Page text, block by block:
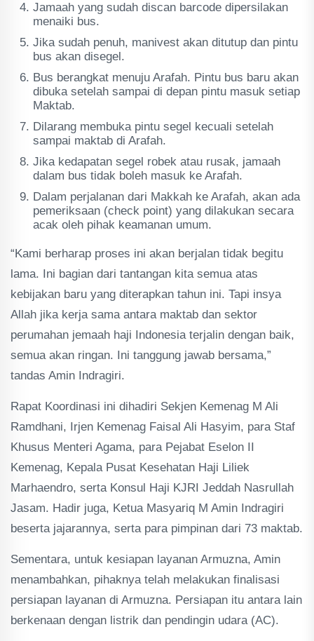
Jamaah yang sudah discan barcode dipersilakan
menaiki bus.
Jika sudah penuh, manivest akan ditutup dan pintu
bus akan disegel.
Bus berangkat menuju Arafah. Pintu bus baru akan
dibuka setelah sampai di depan pintu masuk setiap
Maktab.
Dilarang membuka pintu segel kecuali setelah
sampai maktab di Arafah.
Jika kedapatan segel robek atau rusak, jamaah
dalam bus tidak boleh masuk ke Arafah.
Dalam perjalanan dari Makkah ke Arafah, akan ada
pemeriksaan (check point) yang dilakukan secara
acak oleh pihak keamanan umum.
“Kami berharap proses ini akan berjalan tidak begitu
lama. Ini bagian dari tantangan kita semua atas
kebijakan baru yang diterapkan tahun ini. Tapi insya
Allah jika kerja sama antara maktab dan sektor
perumahan jemaah haji Indonesia terjalin dengan baik,
semua akan ringan. Ini tanggung jawab bersama,”
tandas Amin Indragiri.
Rapat Koordinasi ini dihadiri Sekjen Kemenag M Ali
Ramdhani, Irjen Kemenag Faisal Ali Hasyim, para Staf
Khusus Menteri Agama, para Pejabat Eselon II
Kemenag, Kepala Pusat Kesehatan Haji Liliek
Marhaendro, serta Konsul Haji KJRI Jeddah Nasrullah
Jasam. Hadir juga, Ketua Masyariq M Amin Indragiri
beserta jajarannya, serta para pimpinan dari 73 maktab.
Sementara, untuk kesiapan layanan Armuzna, Amin
menambahkan, pihaknya telah melakukan finalisasi
persiapan layanan di Armuzna. Persiapan itu antara lain
berkenaan dengan listrik dan pendingin udara (AC).